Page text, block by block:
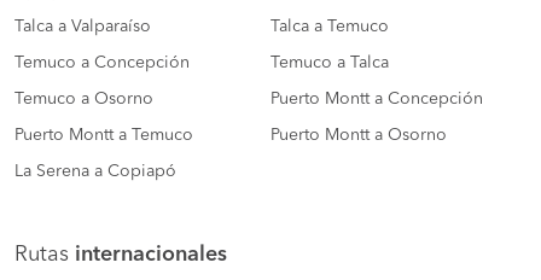
Talca a Valparaíso Talca a Temuco
Temuco a Concepción Temuco a Talca
Temuco a Osorno Puerto Montt a Concepción
Puerto Montt a Temuco Puerto Montt a Osorno
La Serena a Copiapó
Rutas internacionales